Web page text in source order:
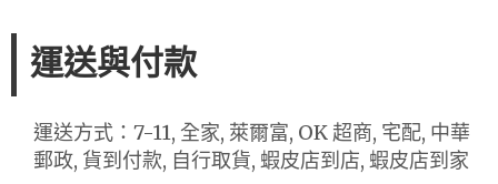
運送與付款
運送方式：7-11, 全家, 萊爾富, OK 超商, 宅配, 中華
郵政, 貨到付款, 自行取貨, 蝦皮店到店, 蝦皮店到家